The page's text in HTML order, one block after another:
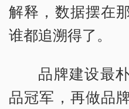
解释，数据摆在
谁都追溯得了。
品牌建设最
品冠军，再做品